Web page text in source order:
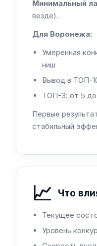
Минимальный
везде).
Для Воронежа:
Умеренная
ниш
Вывод в ТОП-
ТОП-3: от 5
Первые
стабильный
📈 Что
Текущее
Уровень